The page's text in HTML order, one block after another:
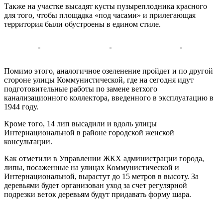
Также на участке высадят кусты пузыреплодника красного
для того, чтобы площадка «под часами» и прилегающая
территория были обустроены в едином стиле.
Помимо этого, аналогичное озеленение пройдет и по другой
стороне улицы Коммунистической, где на сегодня идут
подготовительные работы по замене ветхого
канализационного коллектора, введенного в эксплуатацию в
1944 году.
Кроме того, 14 лип высадили и вдоль улицы
Интернациональной в районе городской женской
консультации.
Как отметили в Управлении ЖКХ администрации города,
липы, посаженные на улицах Коммунистической и
Интернациональной, вырастут до 15 метров в высоту. За
деревьями будет организован уход за счет регулярной
подрезки веток деревьям будут придавать форму шара.